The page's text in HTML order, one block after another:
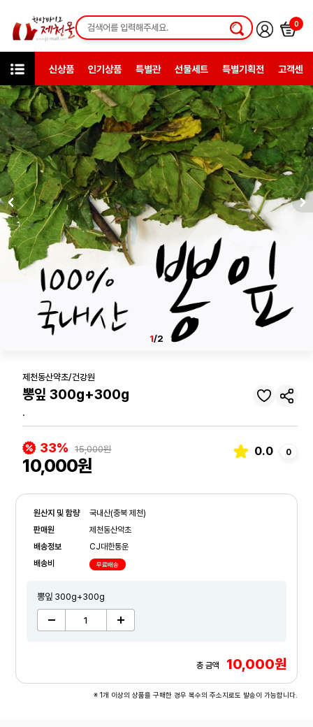
0
신상품 인기상품 특별관 선물세트 특별기획전 고객센터
상품검색 약초
1/2
제천동산약초/건강원
뽕잎 300g+300g
.
33% 15,000원
10,000원
0.0 0
원산지 및 함량
국내산(충북 제천)
판매원
제천동산약초
배송정보
CJ대한통운
배송비
무료배송
뽕잎 300g+300g
총 금액 10,000원
※ 1개 이상의 상품을 구매한 경우 복수의 주소지로도 발송이 가능합니다.